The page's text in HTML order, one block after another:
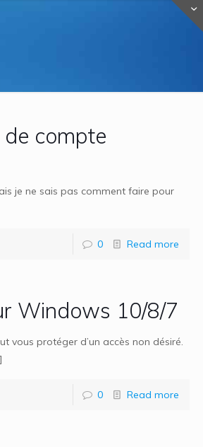
compte
je ne sais pas comment faire pour
0 Read more
Windows 10/8/7
vous protéger d’un accès non désiré.
0 Read more